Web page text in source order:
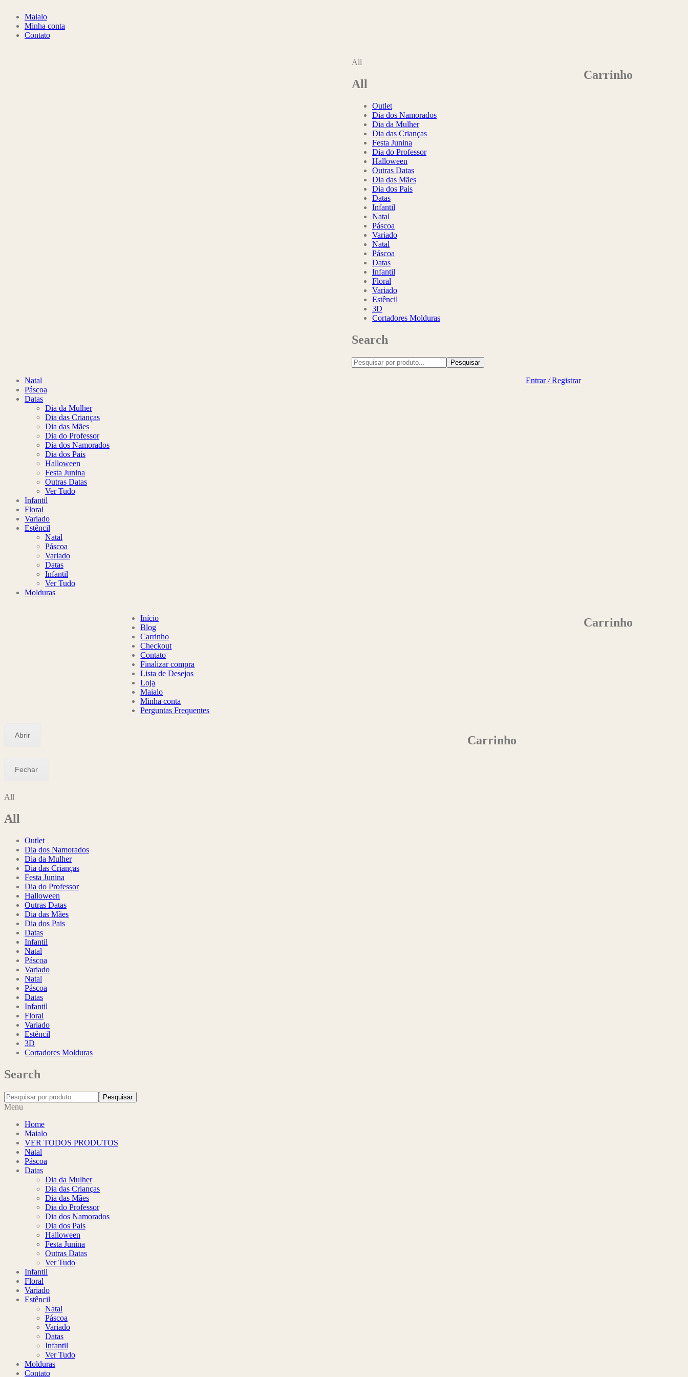
Maialo
Minha conta
Contato
All
All
Outlet
Dia dos Namorados
Dia da Mulher
Dia das Crianças
Festa Junina
Dia do Professor
Halloween
Outras Datas
Dia das Mães
Dia dos Pais
Datas
Infantil
Natal
Páscoa
Variado
Natal
Páscoa
Datas
Infantil
Floral
Variado
Estêncil
3D
Cortadores Molduras
Search
Pesquisar
Carrinho
Natal
Páscoa
Datas
Dia da Mulher
Dia das Crianças
Dia das Mães
Dia do Professor
Dia dos Namorados
Dia dos Pais
Halloween
Festa Junina
Outras Datas
Ver Tudo
Infantil
Floral
Variado
Estêncil
Natal
Páscoa
Variado
Datas
Infantil
Ver Tudo
Molduras
Entrar/Registrar
Início
Blog
Carrinho
Checkout
Contato
Finalizar compra
Lista de Desejos
Loja
Maialo
Minha conta
Perguntas Frequentes
Carrinho
Abrir
Fechar
All
All
Outlet
Dia dos Namorados
Dia da Mulher
Dia das Crianças
Festa Junina
Dia do Professor
Halloween
Outras Datas
Dia das Mães
Dia dos Pais
Datas
Infantil
Natal
Páscoa
Variado
Natal
Páscoa
Datas
Infantil
Floral
Variado
Estêncil
3D
Cortadores Molduras
Search
Pesquisar
Menu
Home
Maialo
VER TODOS PRODUTOS
Natal
Páscoa
Datas
Dia da Mulher
Dia das Crianças
Dia das Mães
Dia do Professor
Dia dos Namorados
Dia dos Pais
Halloween
Festa Junina
Outras Datas
Ver Tudo
Infantil
Floral
Variado
Estêncil
Natal
Páscoa
Variado
Datas
Infantil
Ver Tudo
Molduras
Contato
Carrinho